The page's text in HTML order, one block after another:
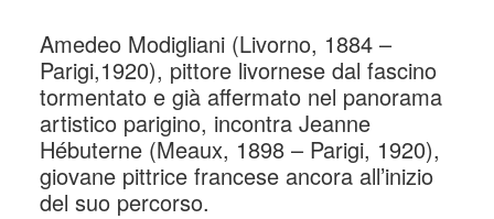
Amedeo Modigliani (Livorno, 1884 –
Parigi,1920), pittore livornese dal fascino
tormentato e già affermato nel panorama
artistico parigino, incontra Jeanne
Hébuterne (Meaux, 1898 – Parigi, 1920),
giovane pittrice francese ancora all’inizio
del suo percorso.